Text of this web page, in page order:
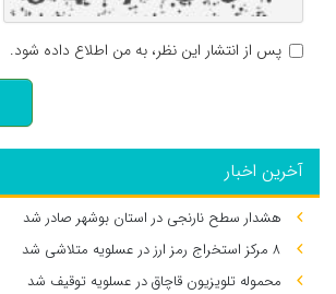
پس از انتشار این نظر، به من اطلاع داده شود.
آخرین اخبار
هشدار سطح نارنجی در استان بوشهر صادر شد
۸ مرکز استخراج رمز ارز در عسلویه متلاشی شد
محموله تلویزیون قاچاق در عسلویه توقیف شد